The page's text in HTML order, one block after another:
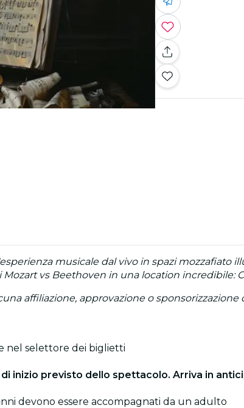
musicale dal vivo in spazi mozzafiato
vs Beethoven in una location incredibile:
affiliazione, approvazione o
nel selettore dei biglietti
inizio previsto dello spettacolo. Arriva in
devono essere accompagnati da un adulto